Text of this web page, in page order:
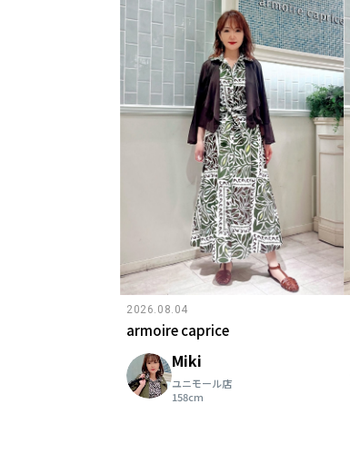
2026.08.04
armoire caprice
Miki
ユニモール店
158cm